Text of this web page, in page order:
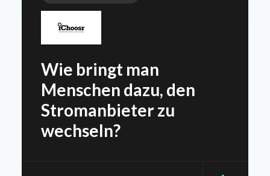
Wie bringt man
Menschen dazu, den
Stromanbieter zu
wechseln?